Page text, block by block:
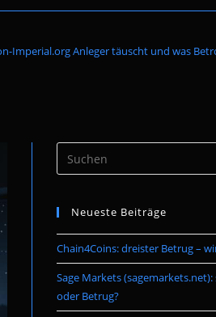
Suche
umschalten
Imperial.org Anleger täuscht und was
Neueste Beiträge
Chain4Coins: dreister Betrug –
Sage Markets
oder Betrug?